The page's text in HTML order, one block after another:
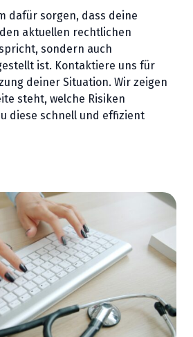
dafür sorgen, dass deine
aktuellen rechtlichen
sondern auch
ist. Kontaktiere uns für
deiner Situation. Wir zeigen
steht, welche Risiken
diese schnell und effizient